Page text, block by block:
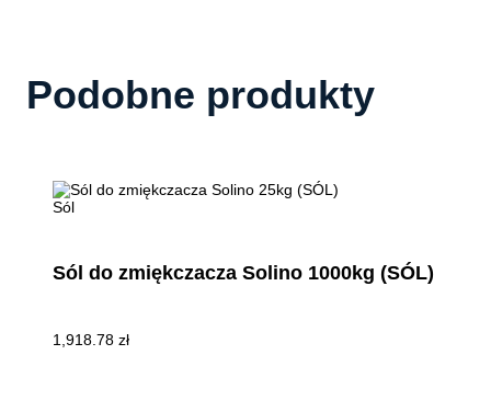
Podobne produkty
Sól
Sól do zmiękczacza Solino 1000kg (SÓL)
1,918.78 zł